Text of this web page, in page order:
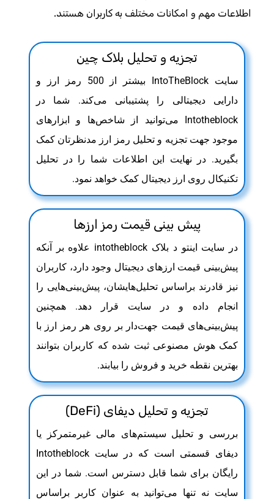
اطلاعات مهم و امکانات مختلف به کاربران هستند.
تجزیه و تحلیل بلاک چین
سایت IntoTheBlock بیشتر از 500 رمز ارز و
دارایی دیجیتالی را پشتیبانی می‌کند. شما در
Intotheblock می‌توانید از شاخص‌ها و ابزارهای
موجود جهت تجزیه و تحلیل رمز ارز مدنظرتان کمک
بگیرید. در نهایت این اطلاعات شما را در تحلیل
تکنیکال روی ارز دیجیتال کمک خواهد نمود.
پیش بینی قیمت رمز ارزها
در سایت اینتو د بلاک intotheblock علاوه بر آنکه
پیش‌بینی قیمت ارزهای دیجیتال وجود دارد، کاربران
نیز قادرند براساس تحلیل‌هایشان، پیش‌بینی‌هایی را
انجام داده و در سایت قرار دهد. همچنین
پیش‌بینی‌های قیمت جهت‌دار بر روی هر رمز ارز با
کمک هوش مصنوعی ثبت شده که کاربران بتوانند
بهترین نقطه خرید و فروش را بیابند.
تجزیه و تحلیل دیفای (DeFi)
بررسی و تحلیل سیستم‌های مالی غیرمتمرکز یا
دیفای قسمتی است که در سایت Intotheblock
رایگان برای شما قابل دسترس است. شما در این
سایت نه تنها می‌توانید به عنوان کاربر براساس